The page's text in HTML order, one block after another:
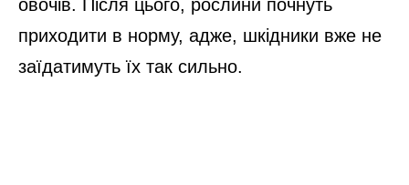
овочів. Після цього, рослини почнуть
приходити в норму, адже, шкідники вже не
заїдатимуть їх так сильно.